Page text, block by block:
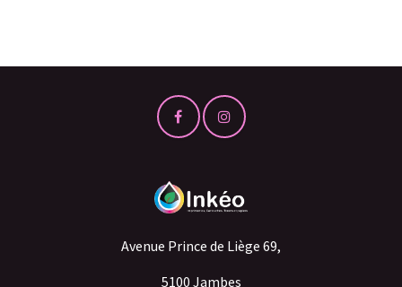
Avenue Prince de Liège 69,
5100 Jambes